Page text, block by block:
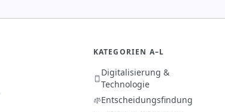
KATEGORIEN A–L
Digitalisierung &
Technologie
Entscheidungsfindung